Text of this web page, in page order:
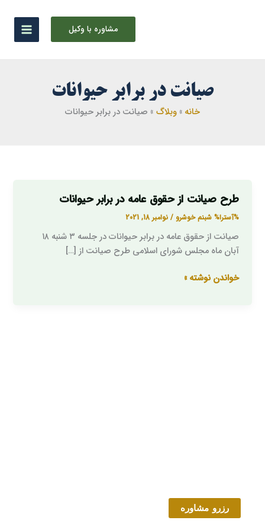
مشاوره با وکیل
صیانت در برابر حیوانات
خانه وبلاگ صیانت در برابر حیوانات
طرح صیانت از حقوق عامه در برابر حیوانات
%آسترا% شبنم خوشرو/نوامبر 18, 2021
صیانت از حقوق عامه در برابر حیوانات در جلسه ۳ شنبه ۱۸
آبان ماه مجلس شورای اسلامی طرح صیانت از […]
طرح
صیانت
حقوق
عامه
برابر
خواندن نوشته »
رزرو مشاوره